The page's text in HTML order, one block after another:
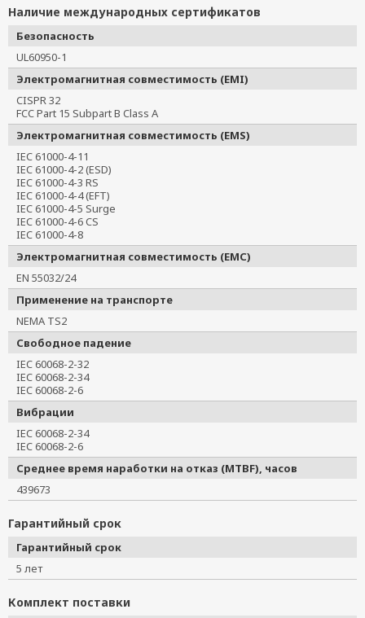
Наличие международных сертификатов
Безопасность
UL60950-1
Электромагнитная совместимость (EMI)
CISPR 32
FCC Part 15 Subpart B Class A
Электромагнитная совместимость (EMS)
IEC 61000-4-11
IEC 61000-4-2 (ESD)
IEC 61000-4-3 RS
IEC 61000-4-4 (EFT)
IEC 61000-4-5 Surge
IEC 61000-4-6 CS
IEC 61000-4-8
Электромагнитная совместимость (EMC)
EN 55032/24
Применение на транспорте
NEMA TS2
Свободное падение
IEC 60068-2-32
IEC 60068-2-34
IEC 60068-2-6
Вибрации
IEC 60068-2-34
IEC 60068-2-6
Среднее время наработки на отказ (MTBF), часов
439673
Гарантийный срок
Гарантийный срок
5 лет
Комплект поставки